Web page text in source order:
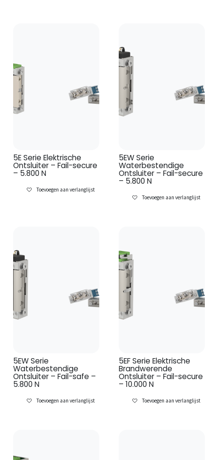
5E Serie Elektrische
Ontsluiter – Fail-secure
– 5.800 N
Toevoegen aan verlanglijst
5EW Serie
Waterbestendige
Ontsluiter – Fail-secure
– 5.800 N
Toevoegen aan verlanglijst
5EW Serie
Waterbestendige
Ontsluiter – Fail-safe –
5.800 N
Toevoegen aan verlanglijst
5EF Serie Elektrische
Brandwerende
Ontsluiter – Fail-secure
– 10.000 N
Toevoegen aan verlanglijst